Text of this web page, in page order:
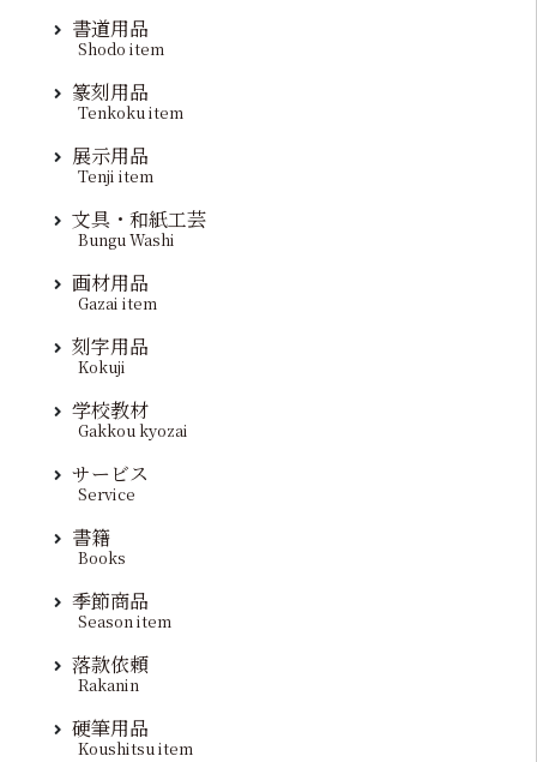
書道用品
Shodo item
篆刻用品
Tenkoku item
展示用品
Tenji item
文具・和紙工芸
Bungu Washi
画材用品
Gazai item
刻字用品
Kokuji
学校教材
Gakkou kyozai
サービス
Service
書籍
Books
季節商品
Season item
落款依頼
Rakanin
硬筆用品
Koushitsu item